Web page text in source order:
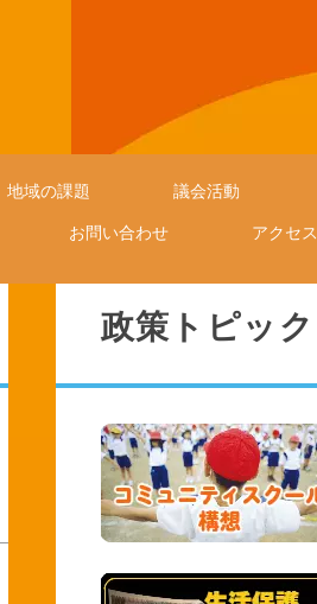
地域の課題 議会活動
お問い合わせ アクセス
政策トピック